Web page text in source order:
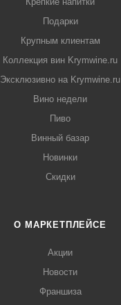
Подарки
Крупным клиентам
Коллекция вин Krymwine.ru
Эксклюзивно на Krymwine.ru
Вино недели
Пиво
Винный базар
Новинки
Скидки
О МАРКЕТПЛЕЙСЕ
Акции
Новости
Франшиза